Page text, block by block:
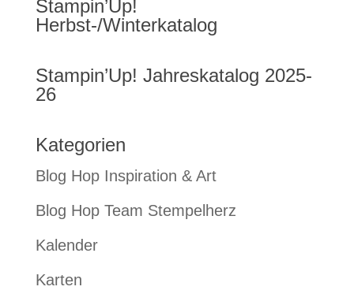
Stampin’Up!
Herbst-/Winterkatalog
Stampin’Up! Jahreskatalog 2025-
26
Kategorien
Blog Hop Inspiration & Art
Blog Hop Team Stempelherz
Kalender
Karten